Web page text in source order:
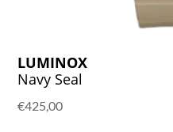
LUMINOX
Navy Seal
€425,00